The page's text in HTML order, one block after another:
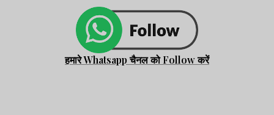
हमारे Whatsapp चैनल को Follow करें